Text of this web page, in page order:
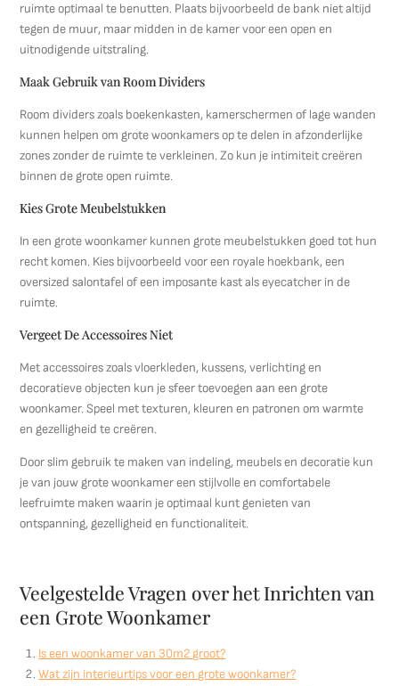
ruimte optimaal te benutten. Plaats bijvoorbeeld de bank niet altijd
tegen de muur, maar midden in de kamer voor een open en
uitnodigende uitstraling.
Maak Gebruik van Room Dividers
Room dividers zoals boekenkasten, kamerschermen of lage wanden
kunnen helpen om grote woonkamers op te delen in afzonderlijke
zones zonder de ruimte te verkleinen. Zo kun je intimiteit creëren
binnen de grote open ruimte.
Kies Grote Meubelstukken
In een grote woonkamer kunnen grote meubelstukken goed tot hun
recht komen. Kies bijvoorbeeld voor een royale hoekbank, een
oversized salontafel of een imposante kast als eyecatcher in de
ruimte.
Vergeet De Accessoires Niet
Met accessoires zoals vloerkleden, kussens, verlichting en
decoratieve objecten kun je sfeer toevoegen aan een grote
woonkamer. Speel met texturen, kleuren en patronen om warmte
en gezelligheid te creëren.
Door slim gebruik te maken van indeling, meubels en decoratie kun
je van jouw grote woonkamer een stijlvolle en comfortabele
leefruimte maken waarin je optimaal kunt genieten van
ontspanning, gezelligheid en functionaliteit.
Veelgestelde Vragen over het Inrichten van
een Grote Woonkamer
Is een woonkamer van 30m2 groot?
Wat zijn interieurtips voor een grote woonkamer?